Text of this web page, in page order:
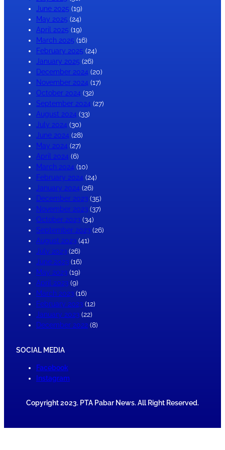
June 2025 (19)
May 2025 (24)
April 2025 (19)
March 2025 (16)
February 2025 (24)
January 2025 (26)
December 2024 (20)
November 2024 (17)
October 2024 (32)
September 2024 (27)
August 2024 (33)
July 2024 (30)
June 2024 (28)
May 2024 (27)
April 2024 (6)
March 2024 (10)
February 2024 (24)
January 2024 (26)
December 2023 (35)
November 2023 (37)
October 2023 (34)
September 2023 (26)
August 2023 (41)
July 2023 (26)
June 2023 (16)
May 2023 (19)
April 2023 (9)
March 2023 (16)
February 2023 (12)
January 2023 (22)
December 2022 (8)
SOCIAL MEDIA
Facebook
Instagram
Copyright 2023. PTA Pabar News. All Right Reserved.